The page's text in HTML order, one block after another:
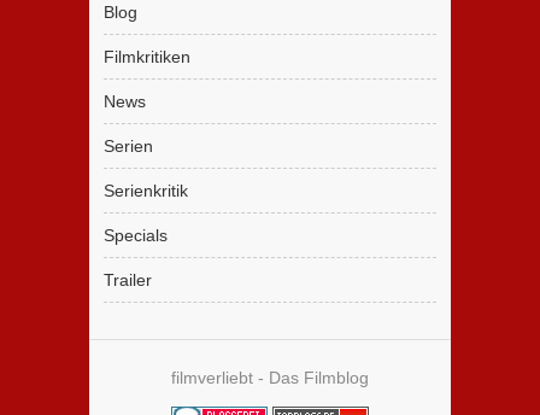
Blog
Filmkritiken
News
Serien
Serienkritik
Specials
Trailer
filmverliebt - Das Filmblog